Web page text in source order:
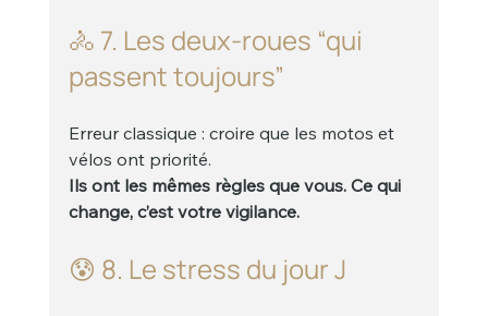
🚴 7. Les deux-roues “qui
passent toujours”
Erreur classique : croire que les motos et
vélos ont priorité.
Ils ont les mêmes règles que vous. Ce qui
change, c’est votre vigilance.
😰 8. Le stress du jour J